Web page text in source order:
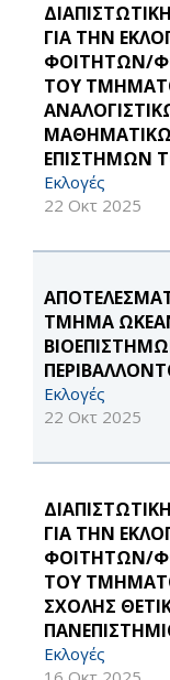
ΓΙΑ ΤΗΝ
ΦΟΙΤΗΤΩΝ/
ΤΟΥ
ΕΠΙΣΤΗΜΩΝ
Εκλογές
22 Οκτ 2025
ΤΜΗΜΑ
Εκλογές
22 Οκτ 2025
ΓΙΑ ΤΗΝ
ΦΟΙΤΗΤΩΝ/
ΤΟΥ
ΣΧΟΛΗΣ
Εκλογές